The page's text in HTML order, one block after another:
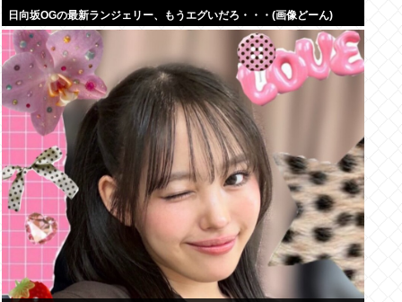
日向坂OGの最新ランジェリー、もうエグいだろ・・・(画像どーん)